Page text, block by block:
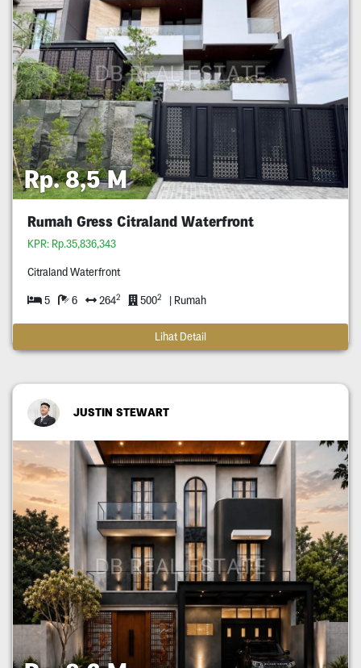
Rp. 8,5 M
Rumah Gress Citraland Waterfront
KPR: Rp.35,836,343
Citraland Waterfront
5 6 2642 5002 | Rumah
Lihat Detail
JUSTIN STEWART